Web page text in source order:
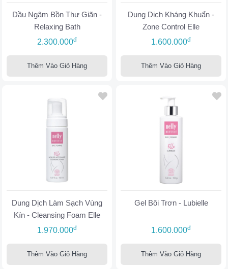
Dầu Ngâm Bồn Thư Giãn -
Relaxing Bath
2.300.000đ
Thêm Vào Giỏ Hàng
Dung Dịch Kháng Khuẩn -
Zone Control Elle
1.600.000đ
Thêm Vào Giỏ Hàng
Dung Dịch Làm Sạch Vùng
Kín - Cleansing Foam Elle
1.970.000đ
Thêm Vào Giỏ Hàng
Gel Bôi Trơn - Lubielle
1.600.000đ
Thêm Vào Giỏ Hàng